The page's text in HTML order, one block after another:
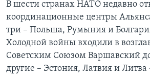
В шести странах НАТО недавно
координационные центры
три – Польша, Румыния и
Холодной войны входили в
Советским Союзом Варшавский
другие – Эстония, Латвия и Литва